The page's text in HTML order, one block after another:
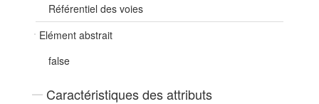
Référentiel des voies
Elément abstrait
false
Caractéristiques des attributs